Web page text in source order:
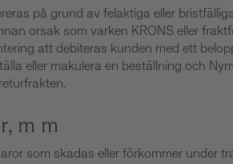
på grund av felaktiga eller
orsak som varken KRONS eller
att debiteras kunden med ett
eller makulera en beställning och
m m
som skadas eller förkommer under